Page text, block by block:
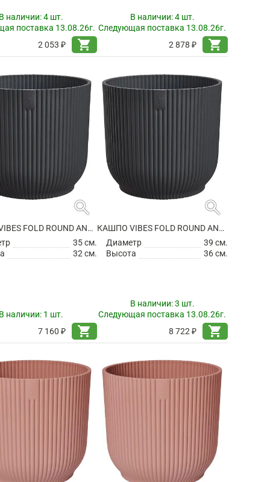
наличии:4 шт.
поставка 13.08.26г.
2 053 ₽
shopping_cart
В наличии:4 шт.
Следующая поставка 13.08.26г.
2 878 ₽
shopping_cart
search
КАШПО VIBES FOLD ROUND ANTHRACITE
35 см.
32 см.
наличии: 1 шт.
7 160 ₽
shopping_cart
search
КАШПО VIBES FOLD ROUND ANTHRACITE
Диаметр
39 см.
Высота
36 см.
В наличии:3 шт.
Следующая поставка 13.08.26г.
8 722 ₽
shopping_cart